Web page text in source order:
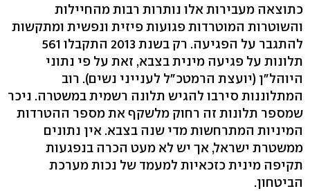
כתוצאה מעבירות אלו נותרות רבות מהחיילות
והשוטרות המוטרדות פגועות פיזית ונפשית ומתקשות
להתגבר על הפגיעה. רק בשנת 2013 התקבלו 561
תלונות על פגיעה מינית בצבא, זאת על פי נתוני
היוהל"ן (יועצת הרמטכ"ל לענייני נשים). רוב
המתלוננות סירבו להגיש תלונה רשמית במשטרה. ניכר
שמספר תלונות זה רחוק מלשקף את מספר ההטרדות
המיניות המתרחשות מדי שנה בצבא. אין נתונים
ממשטרת ישראל, אך יש לא מעט הכרה בנפגעות
תקיפה מינית כזכאיות למעמד של נכות מערכת
הביטחון.